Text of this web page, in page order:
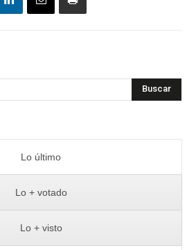
Buscar
Lo último
Lo + votado
Lo + visto